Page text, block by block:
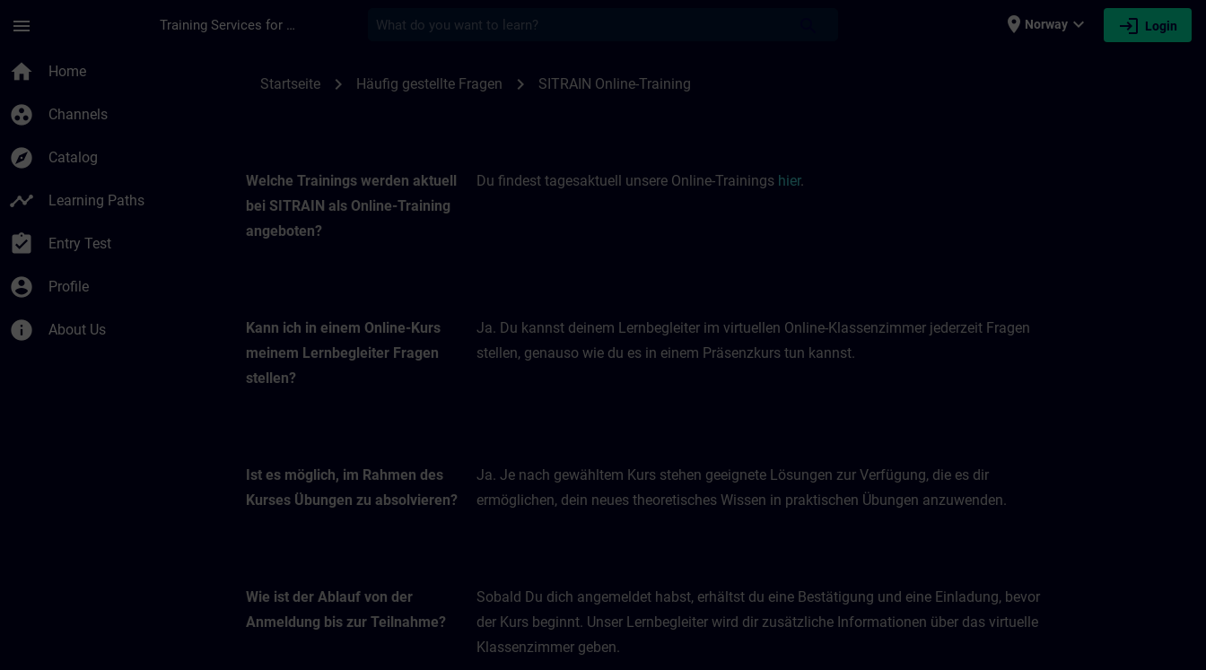
menu Training Services for Digital Industries place Norway expand_more login Login
home Home
group_work Channels
explore Catalog
timeline Learning Paths
assignment_turned_in Entry Test
account_circle Profile
info About Us
Startseite chevron_right Häufig gestellte Fragen chevron_right SITRAIN Online-Training
Welche Trainings werden aktuell
bei SITRAIN als Online-Training
angeboten?
Du findest tagesaktuell unsere Online-Trainings hier.
Kann ich in einem Online-Kurs
meinem Lernbegleiter Fragen
stellen?
Ja. Du kannst deinem Lernbegleiter im virtuellen Online-Klassenzimmer jederzeit Fragen
stellen, genauso wie du es in einem Präsenzkurs tun kannst.
Ist es möglich, im Rahmen des
Kurses Übungen zu absolvieren?
Ja. Je nach gewähltem Kurs stehen geeignete Lösungen zur Verfügung, die es dir
ermöglichen, dein neues theoretisches Wissen in praktischen Übungen anzuwenden.
Wie ist der Ablauf von der
Anmeldung bis zur Teilnahme?
Sobald Du dich angemeldet habst, erhältst du eine Bestätigung und eine Einladung, bevor
der Kurs beginnt. Unser Lernbegleiter wird dir zusätzliche Informationen über das virtuelle
Klassenzimmer geben.